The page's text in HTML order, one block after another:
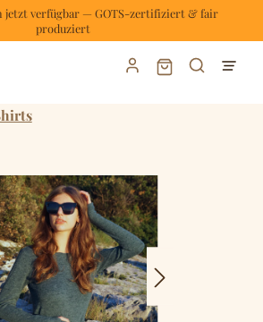
jetzt verfügbar — GOTS-zertifiziert & fair
produziert
Warenkorb
überspringen